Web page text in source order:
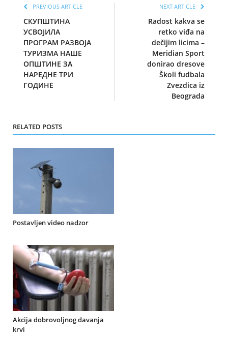
PREVIOUS ARTICLE
СКУПШТИНА
УСВОЈИЛА
ПРОГРАМ РАЗВОЈА
ТУРИЗМА НАШЕ
ОПШТИНЕ ЗА
НАРЕДНЕ ТРИ
ГОДИНЕ
NEXT ARTICLE
Radost kakva se
retko viđa na
dečijim licima –
Meridian Sport
donirao dresove
Školi fudbala
Zvezdica iz
Beograda
RELATED POSTS
Postavljen video nadzor
Akcija dobrovoljnog davanja
krvi